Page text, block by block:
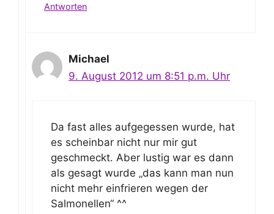
Antworten
Michael
9. August 2012 um 8:51 p.m. Uhr
Da fast alles aufgegessen wurde, hat
es scheinbar nicht nur mir gut
geschmeckt. Aber lustig war es dann
als gesagt wurde „das kann man nun
nicht mehr einfrieren wegen der
Salmonellen“ ^^